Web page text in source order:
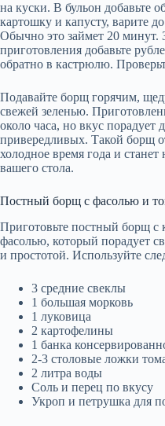
на куски. В бульон добавьте
картошку и капусту, варите
Обычно это займет 20 минут.
приготовления добавьте
обратно в кастрюлю.
Подавайте борщ горячим,
свежей зеленью.
около часа, но вкус порадует
привередливых. Такой борщ
холодное время года и
вашего стола.
Постный борщ с фасолью и
Приготовьте постный борщ с
фасолью, который порадует
и простотой. Используйте
3 средние свеклы
1 большая морковь
1 луковица
2 картофелины
1 банка
2-3 столовые ложки
2 литра воды
Соль и перец по вкусу
Укроп и петрушка для